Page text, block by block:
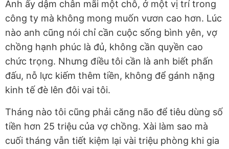
Anh ấy dậm chân mãi một chỗ, ở một vị trí trong
công ty mà không mong muốn vươn cao hơn. Lúc
nào anh cũng nói chỉ cần cuộc sống bình yên, vợ
chồng hạnh phúc là đủ, không cần quyền cao
chức trọng. Nhưng điều tôi cần là anh biết phấn
đấu, nỗ lực kiếm thêm tiền, không để gánh nặng
kinh tế đè lên đôi vai tôi.
Tháng nào tôi cũng phải căng não để tiêu dùng số
tiền hơn 25 triệu của vợ chồng. Xài làm sao mà
cuối tháng vẫn tiết kiệm lại vài triệu phòng khi gia